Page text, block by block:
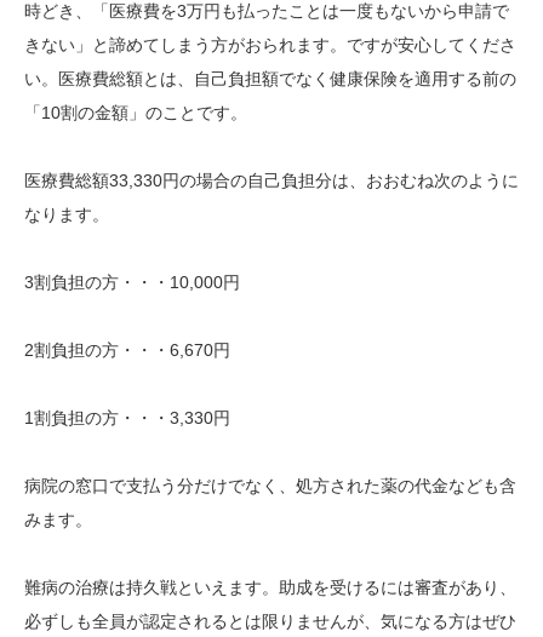
時どき、「医療費を3万円も払ったことは一度もないから申請で
きない」と諦めてしまう方がおられます。ですが安心してくださ
い。医療費総額とは、自己負担額でなく健康保険を適用する前の
「10割の金額」のことです。
医療費総額33,330円の場合の自己負担分は、おおむね次のように
なります。
3割負担の方・・・10,000円
2割負担の方・・・6,670円
1割負担の方・・・3,330円
病院の窓口で支払う分だけでなく、処方された薬の代金なども含
みます。
難病の治療は持久戦といえます。助成を受けるには審査があり、
必ずしも全員が認定されるとは限りませんが、気になる方はぜひ